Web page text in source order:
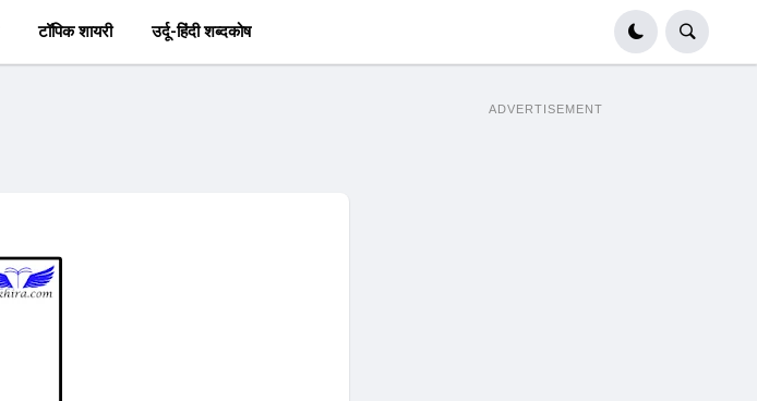
टॉपिक शायरी उर्दू-हिंदी शब्दकोष
ADVERTISEMENT